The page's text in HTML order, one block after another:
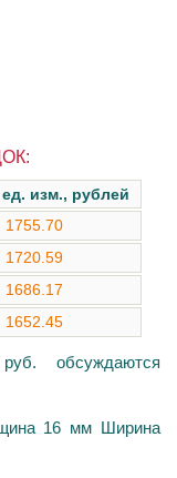
ед. изм., рублей
1755.70
1720.59
1686.17
1652.45
обсуждаются
16 мм Ширина